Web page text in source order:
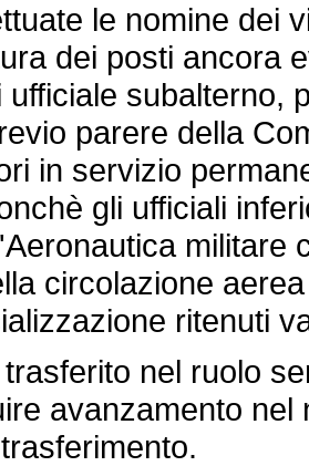
le nomine dei
dei posti ancora
ufficiale subalterno,
parere della
in servizio
gli ufficiali
militare
circolazione
ritenuti
nel ruolo
avanzamento